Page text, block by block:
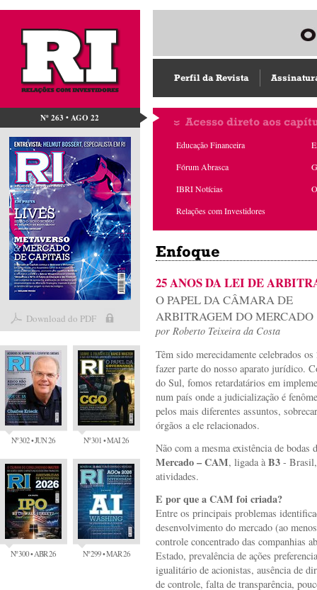
Nº 263 • AGO 22
Download do PDF
Nº 302 • JUN 26 Nº 301 • MAI 26
Nº 300 • ABR 26 Nº 299 • MAR 26
Perfil da Revista
Acesso direto aos
Educação Financeira
Fórum Abrasca
IBRI Notícias
Relações com Investidores
Enfoque
25 ANOS DA LEI DE
O PAPEL DA CÂMARA DE
ARBITRAGEM DO MERCADO
por Roberto Teixeira da Costa
Têm sido merecidamente celebrados
fazer parte do nosso aparato jurídico.
do Sul, fomos retardatários em
num país onde a judicialização é
pelos mais diferentes assuntos,
órgãos a ele relacionados.
Não com a mesma existência de bodas
Mercado – CAM, ligada à B3 -
atividades.
E por que a CAM foi criada?
Entre os principais problemas
desenvolvimento do mercado (ao
controle concentrado das companhias
Estado, prevalência de ações
igualitário de acionistas, ausência de
de controle, falta de transparência,